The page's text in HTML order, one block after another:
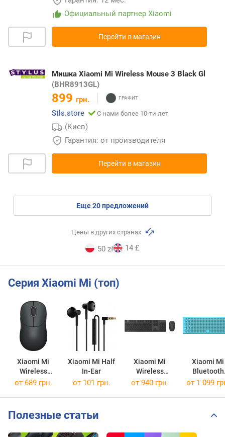
Официальный партнер Xiaomi
Перейти в магазин
Мишка Xiaomi Mi Wireless Mouse 3 Black Gl
(BHR8913GL)
899 грн.
Stls.store
С нами более 10-ти лет
(Киев)
Гарантия: от производителя
Перейти в магазин
eще20предложений
Цены в других странах
50 zł 14 £
Серия Xiaomi Mi (топ)
Xiaomi Mi
Wireless
Mouse 3
Xiaomi Mi Half
In-Ear
Xiaomi Mi
Wireless
Keyboard and
Xiaomi Mi
Bluetooth
Speaker
от 689 грн. от 101 грн. от 940 грн. от 1 099
Полезные статьи